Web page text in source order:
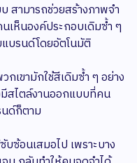
สามารถช่วยสร้างภาพจำ
เห็นองค์ประกอบเดิมซ้ำ ๆ
แบรนด์โดยอัตโนมัติ
เขามักใช้สีเดิมซ้ำ ๆ อย่าง
สไตล์งานออกแบบที่คน
ด์ก็ตาม
ซ้อนเสมอไป เพราะบาง